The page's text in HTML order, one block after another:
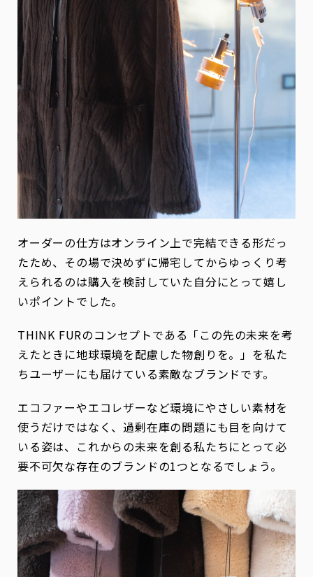
オーダーの仕方はオンライン上で完結できる形だっ
たため、その場で決めずに帰宅してからゆっくり考
えられるのは購入を検討していた自分にとって嬉し
いポイントでした。
THINK FURのコンセプトである「この先の未来を考
えたときに地球環境を配慮した物創りを。」を私た
ちユーザーにも届けている素敵なブランドです。
エコファーやエコレザーなど環境にやさしい素材を
使うだけではなく、過剰在庫の問題にも目を向けて
いる姿は、これからの未来を創る私たちにとって必
要不可欠な存在のブランドの1つとなるでしょう。